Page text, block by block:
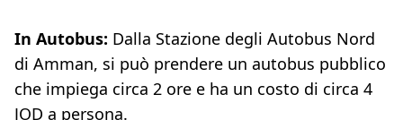
In Autobus: Dalla Stazione degli Autobus Nord
di Amman, si può prendere un autobus pubblico
che impiega circa 2 ore e ha un costo di circa 4
JOD a persona.